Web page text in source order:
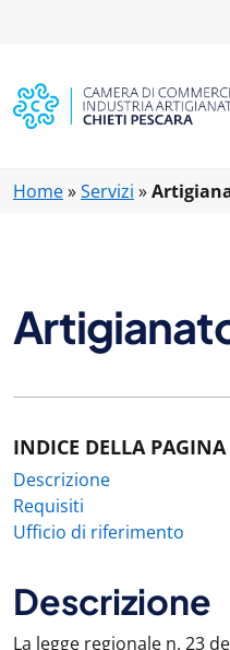
Home»Servizi »
INDICE DELLA PAGINA
Descrizione
Requisiti
Ufficio di riferimento
Descrizione
La legge regionale n. 23